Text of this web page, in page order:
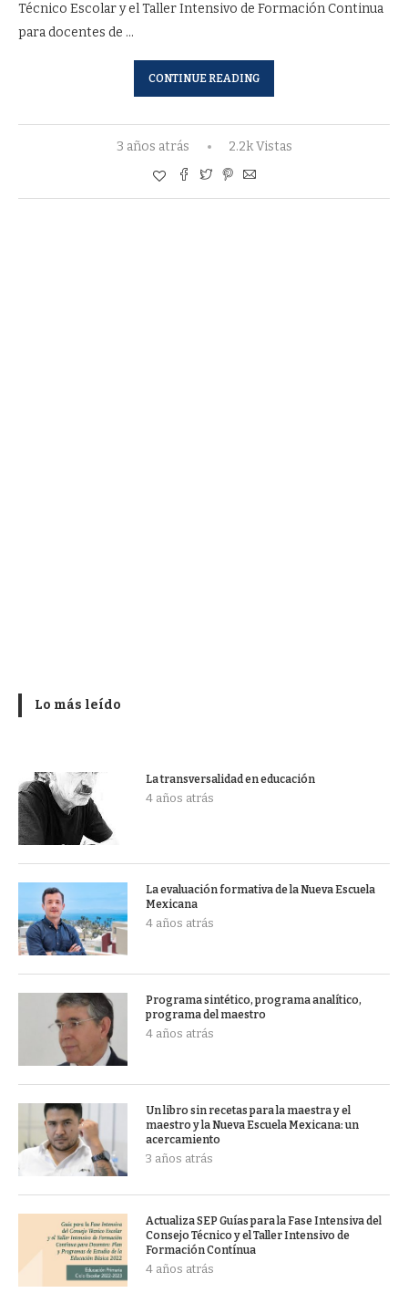
Técnico Escolar y el Taller Intensivo de Formación Continua
para docentes de …
CONTINUE READING
3 años atrás 2.2k Vistas
Lo más leído
La transversalidad en educación
4 años atrás
La evaluación formativa de la Nueva Escuela
Mexicana
4 años atrás
Programa sintético, programa analítico,
programa del maestro
4 años atrás
Un libro sin recetas para la maestra y el
maestro y la Nueva Escuela Mexicana: un
acercamiento
3 años atrás
Actualiza SEP Guías para la Fase Intensiva del
Consejo Técnico y el Taller Intensivo de
Formación Contínua
4 años atrás